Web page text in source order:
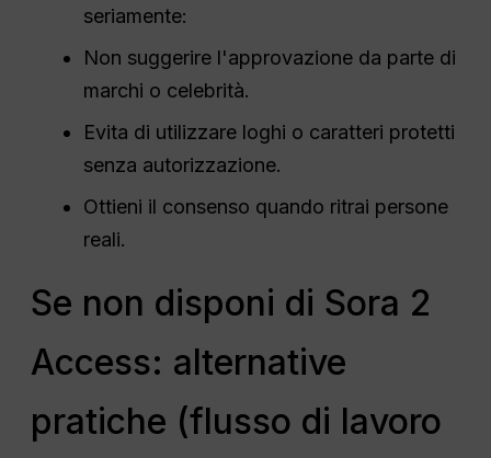
seriamente:
Non suggerire l'approvazione da parte di
marchi o celebrità.
Evita di utilizzare loghi o caratteri protetti
senza autorizzazione.
Ottieni il consenso quando ritrai persone
reali.
Se non disponi di Sora 2
Access: alternative
pratiche (flusso di lavoro